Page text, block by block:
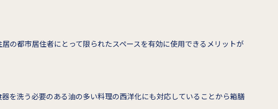
の都市居住者にとって限られたスペースを有効に使用できるメリットが
を洗う必要のある油の多い料理の西洋化にも対応していることから箱膳